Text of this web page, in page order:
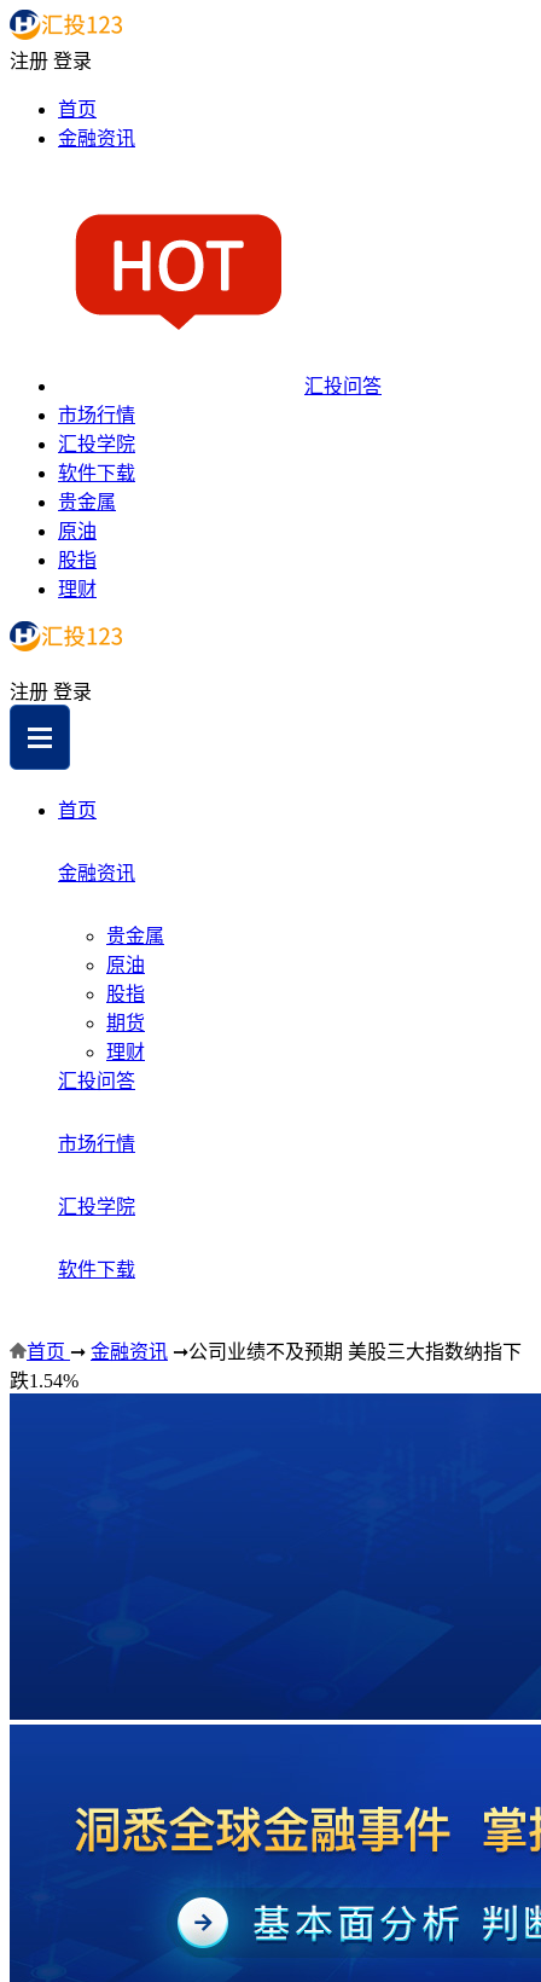
注册 登录
首页
金融资讯
汇投问答
市场行情
汇投学院
软件下载
贵金属
原油
股指
理财
注册 登录
首页
金融资讯
贵金属
原油
股指
期货
理财
汇投问答
市场行情
汇投学院
软件下载
首页 ➞ 金融资讯 ➞公司业绩不及预期 美股三大指数纳指下
跌1.54%